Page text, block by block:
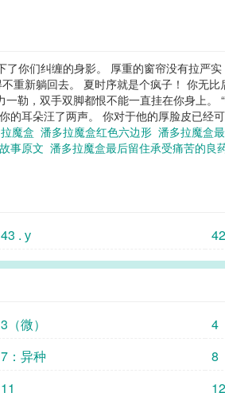
你们纠缠的身影。 厚重的窗帘没有拉严
重新躺回去。 夏时序就是个疯子！ 你无
勒，双手双脚都恨不能一直挂在你身上。
的耳朵汪了两声。 你对于他的厚脸皮已经
魔盒 潘多拉魔盒红色六边形 潘多拉魔盒
事原文 潘多拉魔盒最后留住承受痛苦的良
43 . у
3（微）
7：异种
8
11